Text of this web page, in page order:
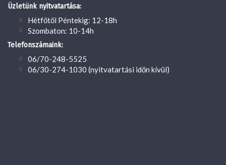
Üzletünk nyitvatartása:
Hétfőtől Péntekig: 12-18h
Szombaton: 10-14h
Telefonszámaink:
06/70-248-5525
06/30-274-1030 (nyitvatartási időn kívül)